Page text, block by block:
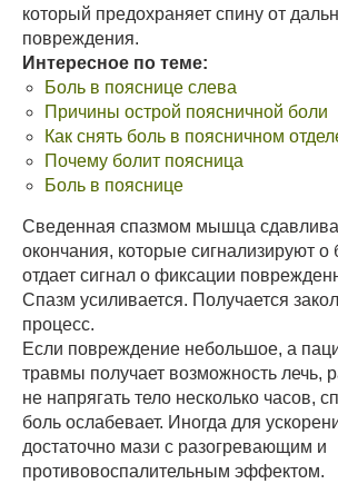
который предохраняет спину от
повреждения.
Интересное по теме:
Боль в пояснице слева
Причины острой поясничной боли
Как снять боль в поясничном
Почему болит поясница
Боль в пояснице
Сведенная спазмом мышца
окончания, которые сигнализируют о
отдает сигнал о фиксации
Спазм усиливается. Получается
процесс.
Если повреждение небольшое, а
травмы получает возможность лечь,
не напрягать тело несколько часов,
боль ослабевает. Иногда для
достаточно мази с разогревающим и
противовоспалительным эффектом.